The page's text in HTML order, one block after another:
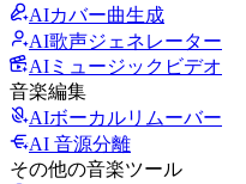
AIカバー曲生成
AI歌声ジェネレーター
AIミュージックビデオ
音楽編集
AIボーカルリムーバー
AI 音源分離
その他の音楽ツール